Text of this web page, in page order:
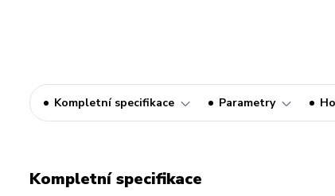
Kompletní specifikace Parametry
Kompletní specifikace